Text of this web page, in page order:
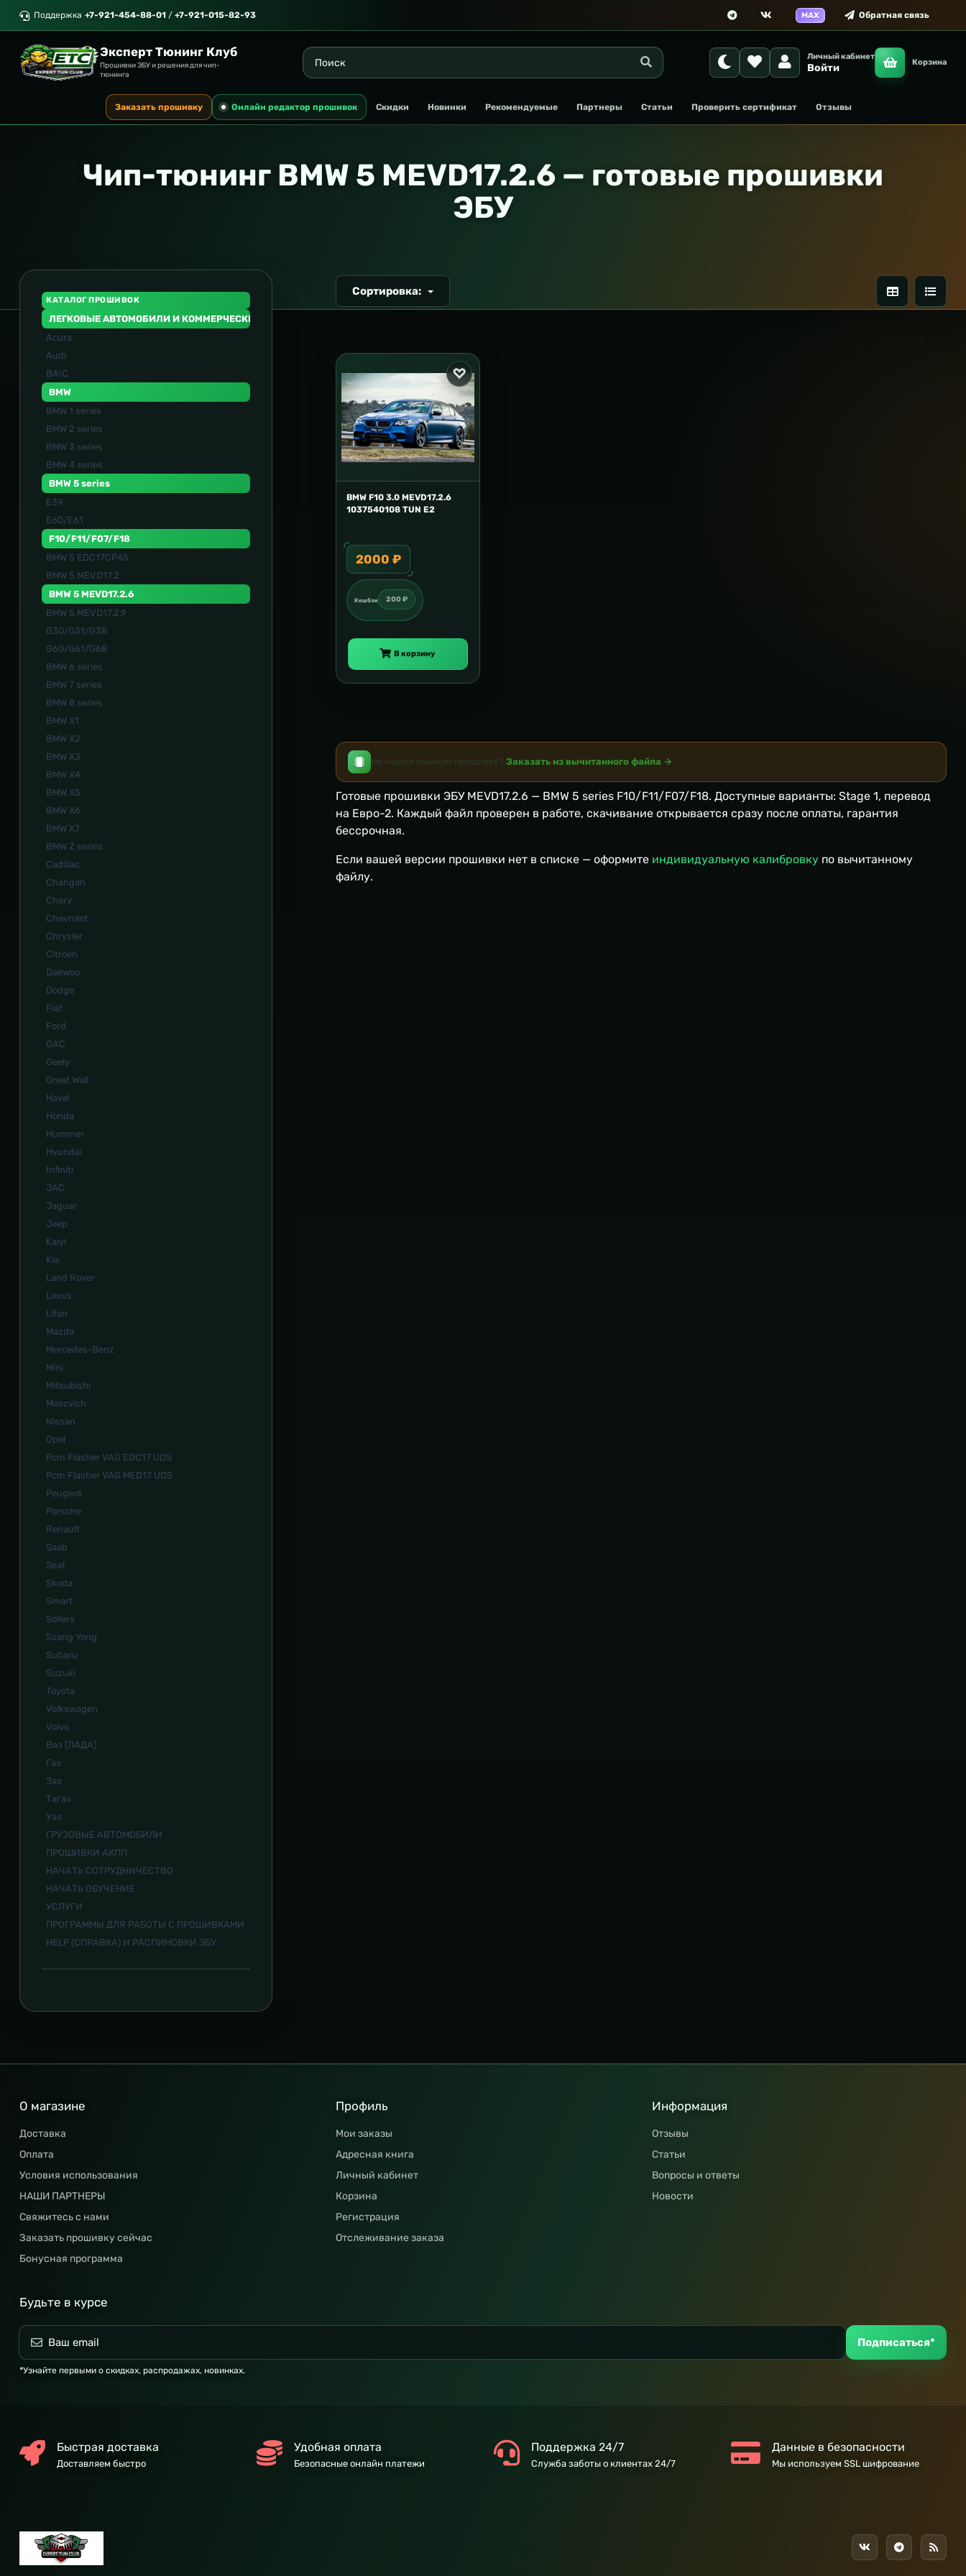
Поддержка +7-921-454-88-01 / +7-921-015-82-93 MAX Обратная связь
Эксперт Тюнинг Клуб
Прошивки ЭБУ и решения для чип-
тюнинга
Личный кабинет
Войти Корзина
Заказать прошивку Онлайн редактор прошивок Скидки Новинки Рекомендуемые Партнеры Статьи Проверить сертификат Отзывы
Чип-тюнинг BMW 5 MEVD17.2.6 — готовые прошивки
ЭБУ
КАТАЛОГ ПРОШИВОК
ЛЕГКОВЫЕ АВТОМОБИЛИ И КОММЕРЧЕСКИЙ ТРАНСПОРТ
Acura
Audi
BAIC
BMW
BMW 1 series
BMW 2 series
BMW 3 series
BMW 4 series
BMW 5 series
E39
E60/E61
F10/F11/F07/F18
BMW 5 EDC17CP45
BMW 5 MEVD17.2
BMW 5 MEVD17.2.6
BMW 5 MEVD17.2.9
G30/G31/G38
G60/G61/G68
BMW 6 series
BMW 7 series
BMW 8 series
BMW X1
BMW X2
BMW X3
BMW X4
BMW X5
BMW X6
BMW X7
BMW Z series
Cadillac
Changan
Chery
Chevrolet
Chrysler
Citroen
Daewoo
Dodge
Fiat
Ford
GAC
Geely
Great Wall
Haval
Honda
Hummer
Hyundai
Infiniti
JAC
Jaguar
Jeep
Kaiyi
Kia
Land Rover
Lexus
Lifan
Mazda
Mercedes-Benz
Mini
Mitsubishi
Moscvich
Nissan
Opel
Pcm Flasher VAG EDC17 UDS
Pcm Flasher VAG MED17 UDS
Peugeot
Porsche
Renault
Saab
Seat
Skoda
Smart
Sollers
Ssang Yong
Subaru
Suzuki
Toyota
Volkswagen
Volvo
Ваз (ЛАДА)
Газ
Заз
Тагаз
Уаз
ГРУЗОВЫЕ АВТОМОБИЛИ
ПРОШИВКИ АКПП
НАЧАТЬ СОТРУДНИЧЕСТВО
НАЧАТЬ ОБУЧЕНИЕ
УСЛУГИ
ПРОГРАММЫ ДЛЯ РАБОТЫ С ПРОШИВКАМИ
HELP (СПРАВКА) И РАСПИНОВКИ ЭБУ
Сортировка:
BMW F10 3.0 MEVD17.2.6
1037540108 TUN E2
2000 ₽
Кешбэк 200 ₽
В корзину
Не нашли нужную прошивку? Заказать из вычитанного файла →
Готовые прошивки ЭБУ MEVD17.2.6 — BMW 5 series F10/F11/F07/F18. Доступные варианты: Stage 1, перевод
на Евро-2. Каждый файл проверен в работе, скачивание открывается сразу после оплаты, гарантия
бессрочная.
Если вашей версии прошивки нет в списке — оформите индивидуальную калибровку по вычитанному
файлу.
О магазине
Доставка
Оплата
Условия использования
НАШИ ПАРТНЕРЫ
Свяжитесь с нами
Заказать прошивку сейчас
Бонусная программа
Профиль
Мои заказы
Адресная книга
Личный кабинет
Корзина
Регистрация
Отслеживание заказа
Информация
Отзывы
Статьи
Вопросы и ответы
Новости
Будьте в курсе
Подписаться*
*Узнайте первыми о скидках, распродажах, новинках.
Быстрая доставка
Доставляем быстро
Удобная оплата
Безопасные онлайн платежи
Поддержка 24/7
Служба заботы о клиентах 24/7
Данные в безопасности
Мы используем SSL шифрование